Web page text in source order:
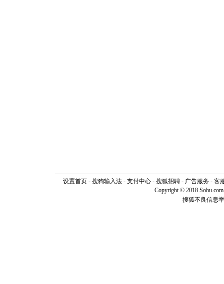
设置首页- 搜狗输入法- 支付中心- 搜狐招聘- 广告服务- 客
Copyright © 2018
搜狐不良信息